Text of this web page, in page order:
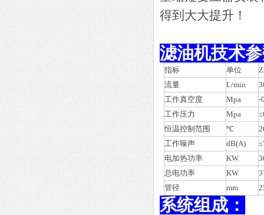
得到大大提升！
滤油机技术
指标 单位
流量
L/min
工作真空度
Mpa
-
工作压力
Mpa
恒温控制范围
℃
工作噪声
dB(A)
电加热功率
KW
总电功率
KW
管径
mm
系统组成：